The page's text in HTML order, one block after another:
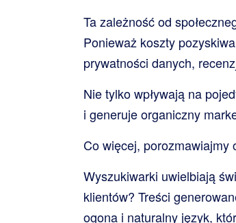
Ta zależność od
Ponieważ koszty
prywatności danych,
Nie tylko wpływają na
i generuje organiczny
Co więcej, porozmawiajmy
Wyszukiwarki uwielbiają
klientów? Treści
ogona i naturalny język,